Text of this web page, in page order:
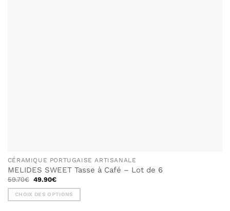
CÉRAMIQUE PORTUGAISE ARTISANALE
MELIDES SWEET Tasse à Café – Lot de 6
59.70€ Le
initial
était :
59.70€.
49.90€Le
actuel
est :
49.90€.
CHOIX DES OPTIONS